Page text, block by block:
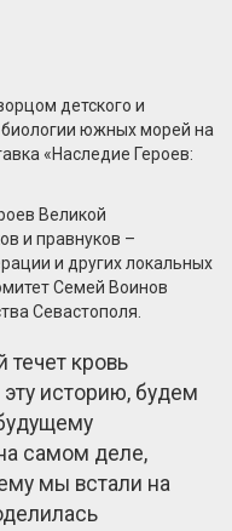
детского и
южных морей на
«Наследие Героев:
Великой
и правнуков –
и других локальных
Семей Воинов
Севастополя.
течет кровь
историю, будем
самом деле,
мы встали на